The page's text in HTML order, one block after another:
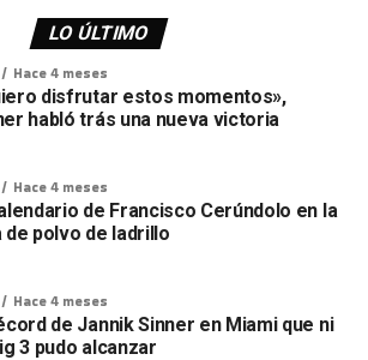
LO ÚLTIMO
Hace 4 meses
disfrutar estos momentos»,
habló trás una nueva victoria
Hace 4 meses
de Francisco Cerúndolo en la
de polvo de ladrillo
Hace 4 meses
de Jannik Sinner en Miami que ni
3 pudo alcanzar